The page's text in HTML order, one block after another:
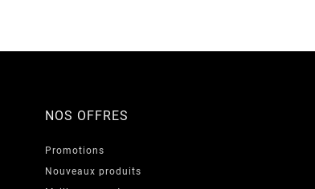
NOS OFFRES
Promotions
Nouveaux produits